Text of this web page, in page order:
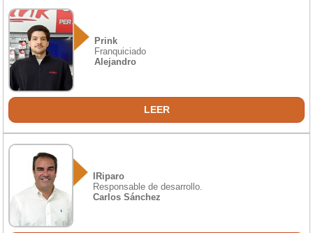
Prink
Franquiciado
Alejandro
LEER
IRiparo
Responsable de desarrollo.
Carlos Sánchez